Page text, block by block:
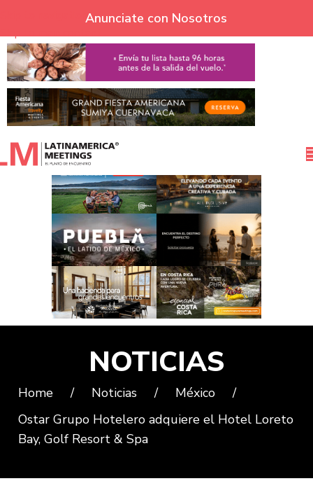
Skip to navigation
Skip to main content
Anunciate con Nosotros
NOTICIAS
Home / Noticias / México
/
Ostar Grupo Hotelero adquiere el Hotel Loreto
Bay, Golf Resort & Spa